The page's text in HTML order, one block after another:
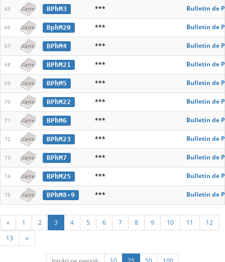
65 Carte BPhM3 *** Bulletin de
66 Carte BphM20 *** Bulletin de
67 Carte BPhM4 *** Bulletin de
68 Carte BPhM21 *** Bulletin de
69 Carte BPhM5 *** Bulletin de
70 Carte BPhM22 *** Bulletin de
71 Carte BPhM6 *** Bulletin de
72 Carte BPhM23 *** Bulletin de
73 Carte BPhM7 *** Bulletin de
74 Carte BPhM25 *** Bulletin de
75 Carte BPhM8-9 *** Bulletin de
« 1 2 3 4 5 6 7 8 9 10 11
12
13
»